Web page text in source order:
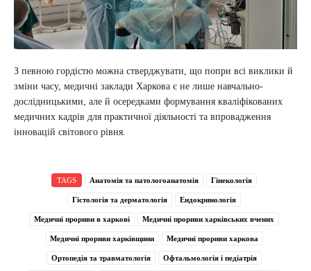
З певною гордістю можна стверджувати, що попри всі виклики й
зміни часу, медичні заклади Харкова є не лише навчально-
дослідницькими, але й осередками формування кваліфікованих
медичних кадрів для практичної діяльності та впровадження
інновацій світового рівня.
TAGS Анатомія та патологоанатомія Гінекологія
Гістологія та дерматологія Ендокринологія
Медичні прориви в харкові Медичні прориви харківських вчених
Медичні прориви харківщини Медичні прориви харкова
Ортопедія та травматологія Офтальмологія і педіатрія